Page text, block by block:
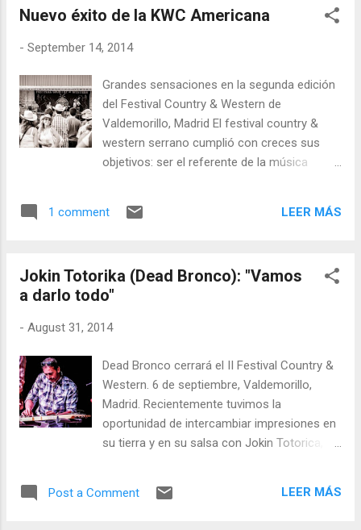
en el ...
armonía...
Nuevo éxito de la KWC Americana
- September 14, 2014
Grandes sensaciones en la segunda edición
del Festival Country & Western de
Valdemorillo, Madrid El festival country &
western serrano cumplió con creces sus
objetivos: ser el referente de la música
country & western americana que volvemos
1 comment LEER MÁS
Jokin Totorika (Dead Bronco): "Vamos
a darlo todo"
- August 31, 2014
Dead Bronco cerrará el II Festival Country &
Western. 6 de septiembre, Valdemorillo,
Madrid. Recientemente tuvimos la
oportunidad de intercambiar impresiones en
su tierra y en su salsa con Jokin Totorica,
vasco que, tras su explosiva actuación en la
Post a Comment LEER MÁS